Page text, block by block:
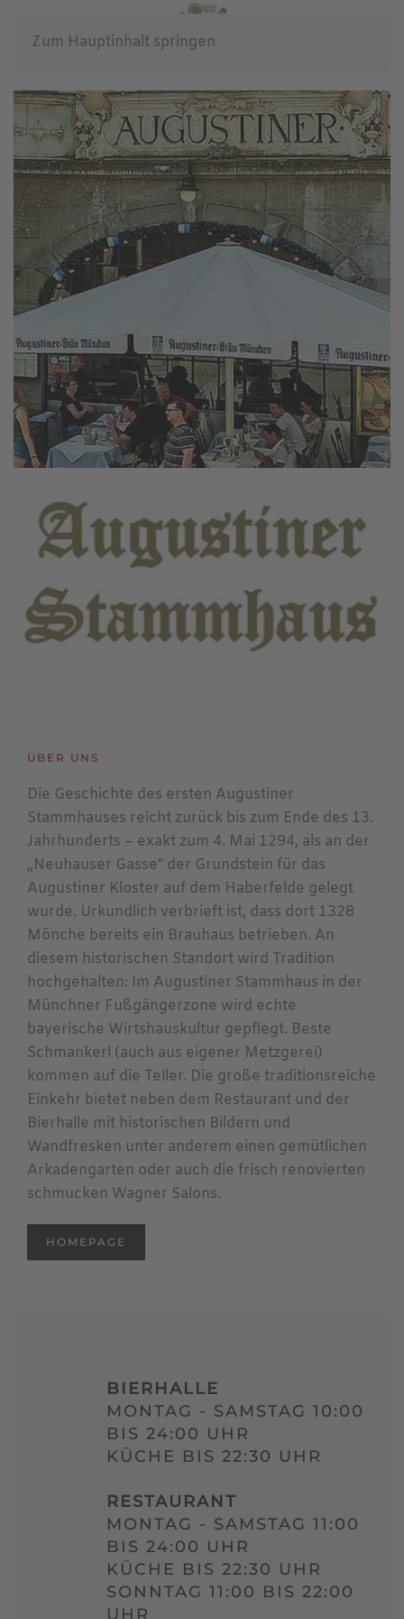
Zum Hauptinhalt springen
ÜBER UNS
Die Geschichte des ersten Augustiner
Stammhauses reicht zurück bis zum Ende des 13.
Jahrhunderts – exakt zum 4. Mai 1294, als an der
„Neuhauser Gasse“ der Grundstein für das
Augustiner Kloster auf dem Haberfelde gelegt
wurde. Urkundlich verbrieft ist, dass dort 1328
Mönche bereits ein Brauhaus betrieben. An
diesem historischen Standort wird Tradition
hochgehalten: Im Augustiner Stammhaus in der
Münchner Fußgängerzone wird echte
bayerische Wirtshauskultur gepflegt. Beste
Schmankerl (auch aus eigener Metzgerei)
kommen auf die Teller. Die große traditionsreiche
Einkehr bietet neben dem Restaurant und der
Bierhalle mit historischen Bildern und
Wandfresken unter anderem einen gemütlichen
Arkadengarten oder auch die frisch renovierten
schmucken Wagner Salons.
HOMEPAGE
BIERHALLE
MONTAG - SAMSTAG 10:00
BIS 24:00 UHR
KÜCHE BIS 22:30 UHR
RESTAURANT
MONTAG - SAMSTAG 11:00
BIS 24:00 UHR
KÜCHE BIS 22:30 UHR
SONNTAG 11:00 BIS 22:00
UHR